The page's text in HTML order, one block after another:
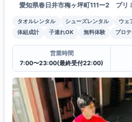
愛知県春日井市梅ヶ坪町111ー2 プリ
タオルレンタル シューズレンタル ウェ
体組成計
子連れOK 無料体験 プロ
営業時間
7:00〜23:00(最終受付22:00)